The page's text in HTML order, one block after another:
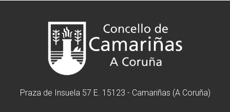
Praza de Insuela 57 E. 15123 - Camariñas (A Coruña)